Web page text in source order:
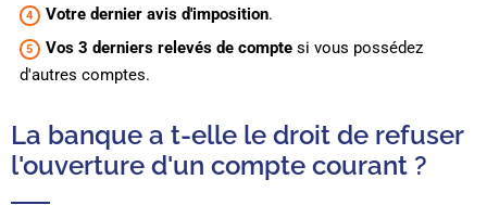
Votre dernier avis d'imposition.
Vos 3 derniers relevés de compte si vous possédez
d'autres comptes.
La banque a t-elle le droit de refuser
l'ouverture d'un compte courant ?